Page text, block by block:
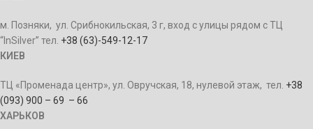
м. Позняки, ул. Срибнокильская, 3 г, вход с улицы рядом с ТЦ
“InSilver” тел. +38 (63)-549-12-17
КИЕВ
ТЦ «Променада центр», ул. Овручская, 18, нулевой этаж, тел. +38
(093) 900 – 69 – 66
ХАРЬКОВ